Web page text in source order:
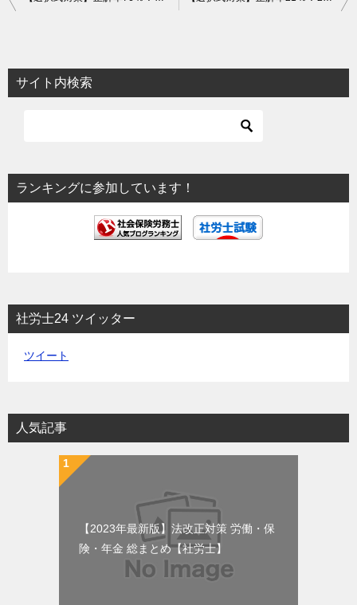
ビ
ゲ
ョ
ン
サイト内検索
ランキングに参加しています！
社労士24 ツイッター
ツイート
人気記事
【2023年最新版】法改正対策 労働・保
険・年金 総まとめ【社労士】